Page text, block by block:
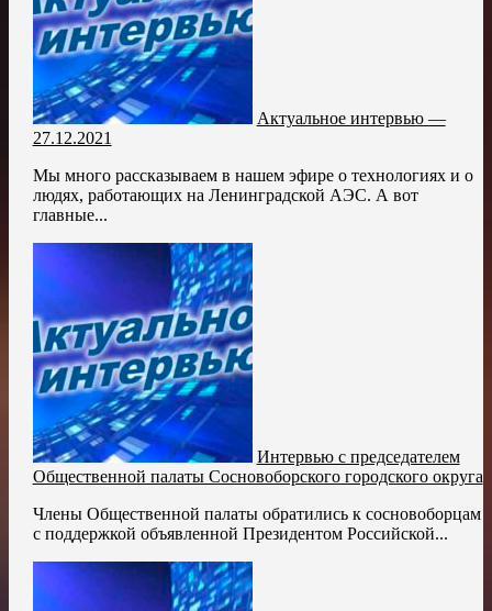
Актуальное интервью —
27.12.2021
Мы много рассказываем в нашем эфире о технологиях и о
людях, работающих на Ленинградской АЭС. А вот
главные...
Интервью с председателем
Общественной палаты Сосновоборского городского округа
Члены Общественной палаты обратились к сосновоборцам
с поддержкой объявленной Президентом Российской...